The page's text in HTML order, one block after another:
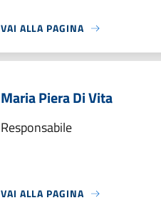
VAI ALLA PAGINA
Maria Piera Di Vita
Responsabile
VAI ALLA PAGINA